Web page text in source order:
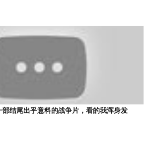
部结尾出乎意料的战争片，看的我浑身发